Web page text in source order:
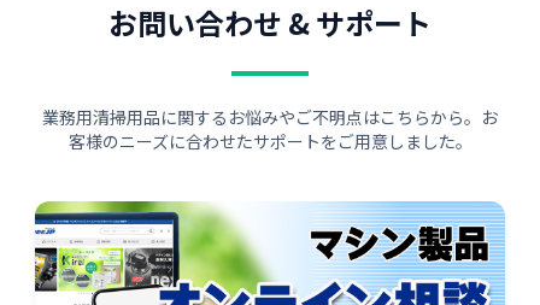
お問い合わせ & サポート
業務用清掃用品に関するお悩みやご不明点はこちらから。お
客様のニーズに合わせたサポートをご用意しました。